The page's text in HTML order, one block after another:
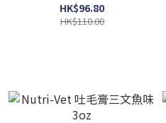
HK$96.80
HK$110.00